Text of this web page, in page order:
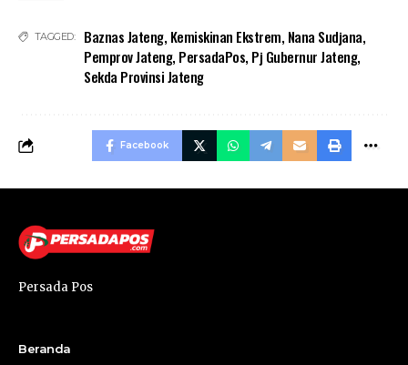
TAGGED: Baznas Jateng, Kemiskinan Ekstrem, Nana Sudjana,
Pemprov Jateng, PersadaPos, Pj Gubernur Jateng,
Sekda Provinsi Jateng
Facebook
Persada Pos
Beranda